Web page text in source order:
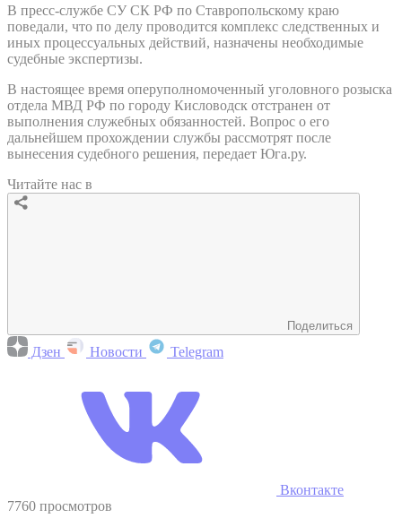
В пресс-службе СУ СК РФ по Ставропольскому краю
поведали, что по делу проводится комплекс следственных и
иных процессуальных действий, назначены необходимые
судебные экспертизы.
В настоящее время оперуполномоченный уголовного розыска
отдела МВД РФ по городу Кисловодск отстранен от
выполнения служебных обязанностей. Вопрос о его
дальнейшем прохождении службы рассмотрят после
вынесения судебного решения, передает Юга.ру.
Читайте нас в
Поделиться
Дзен Новости Telegram
Вконтакте
7760 просмотров